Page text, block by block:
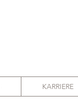
KARRIERE